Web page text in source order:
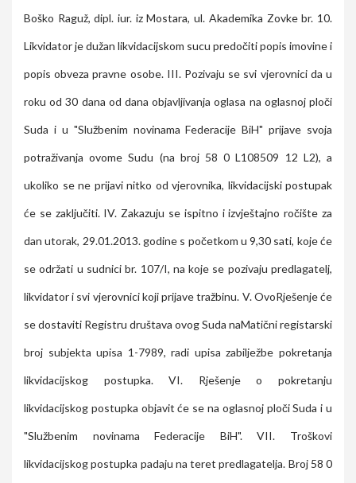
Boško Raguž, dipl. iur. iz Mostara, ul. Akademika Zovke br. 10.
Likvidator je dužan likvidacijskom sucu predočiti popis imovine i
popis obveza pravne osobe. III. Pozivaju se svi vjerovnici da u
roku od 30 dana od dana objavljivanja oglasa na oglasnoj ploči
Suda i u "Službenim novinama Federacije BiH" prijave svoja
potraživanja ovome Sudu (na broj 58 0 L108509 12 L2), a
ukoliko se ne prijavi nitko od vjerovnika, likvidacijski postupak
će se zaključiti. IV. Zakazuju se ispitno i izvještajno ročište za
dan utorak, 29.01.2013. godine s početkom u 9,30 sati, koje će
se održati u sudnici br. 107/I, na koje se pozivaju predlagatelj,
likvidator i svi vjerovnici koji prijave tražbinu. V. OvoRješenje će
se dostaviti Registru društava ovog Suda naMatični registarski
broj subjekta upisa 1-7989, radi upisa zabilježbe pokretanja
likvidacijskog postupka. VI. Rješenje o pokretanju
likvidacijskog postupka objavit će se na oglasnoj ploči Suda i u
"Službenim novinama Federacije BiH". VII. Troškovi
likvidacijskog postupka padaju na teret predlagatelja. Broj 58 0